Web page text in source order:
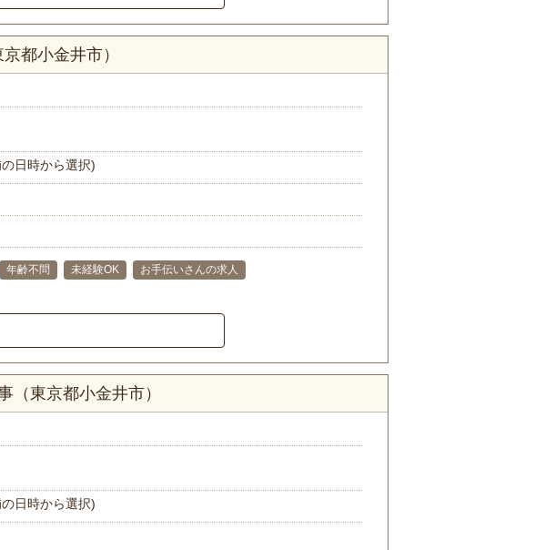
都小金井市）
日時から選択)
年齢不問 未経験OK
お手伝いさんの求人
（東京都小金井市）
日時から選択)